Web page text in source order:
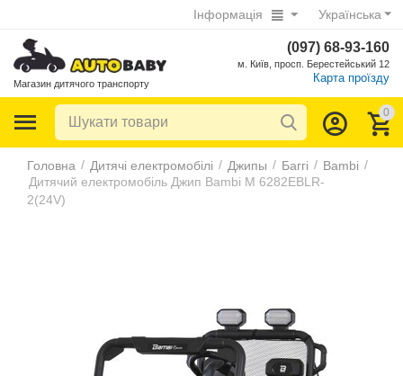
Українська
Інформація
Магазин дитячого транспорту
(097) 68-93-160
м. Київ, просп. Берестейський 12
Карта проїзду
0
Головна / Дитячі електромобілі / Джипы / Баггі / Bambi /
Дитячий електромобіль Джип Bambi M 6282EBLR-
2(24V)